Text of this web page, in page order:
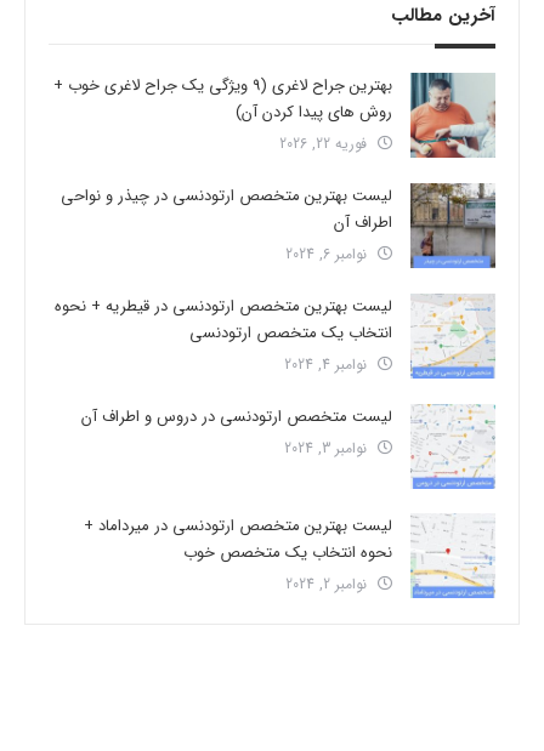
آخرین مطالب
بهترین جراح لاغری (9 ویژگی یک جراح لاغری خوب +
روش های پیدا کردن آن)
فوریه 22, 2026
لیست بهترین متخصص ارتودنسی در چیذر و نواحی
اطراف آن
نوامبر 6, 2024
لیست بهترین متخصص ارتودنسی در قیطریه + نحوه
انتخاب یک متخصص ارتودنسی
نوامبر 4, 2024
لیست متخصص ارتودنسی در دروس و اطراف آن
نوامبر 3, 2024
لیست بهترین متخصص ارتودنسی در میرداماد +
نحوه انتخاب یک متخصص خوب
نوامبر 2, 2024